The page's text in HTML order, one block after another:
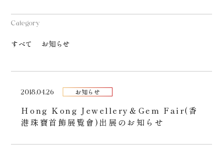
Category
すべて お知らせ
2018.04.26 お知らせ
Hong Kong Jewellery＆Gem Fair(香
港珠寶首飾展覧會)出展のお知らせ